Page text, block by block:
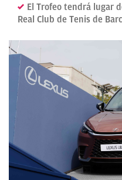
El Trofeo tendrá lugar
Real Club de Tenis de